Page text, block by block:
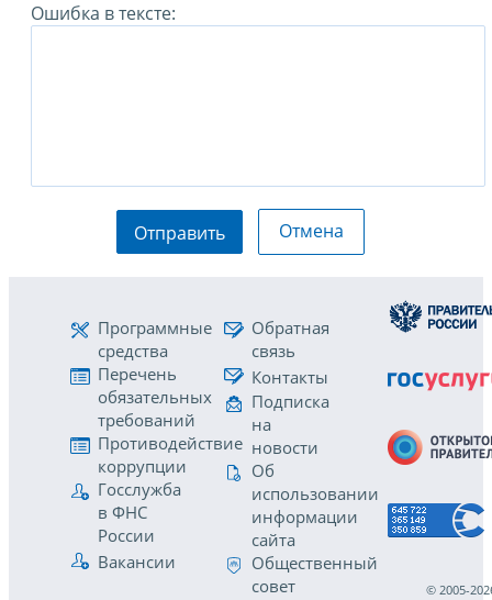
Ошибка в тексте:
Отправить Отмена
Программные
средства
Перечень
обязательных
требований
Противодействие
коррупции
Госслужба
в ФНС
России
Вакансии
Обратная
связь
Контакты
Подписка
на
новости
Об
использовании
информации
сайта
Общественный
совет
© 2005-